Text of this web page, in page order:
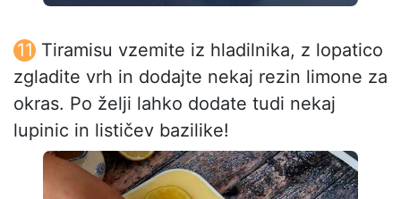
Tiramisu vzemite iz hladilnika, z lopatico
zgladite vrh in dodajte nekaj rezin limone za
okras. Po želji lahko dodate tudi nekaj
lupinic in lističev bazilike!